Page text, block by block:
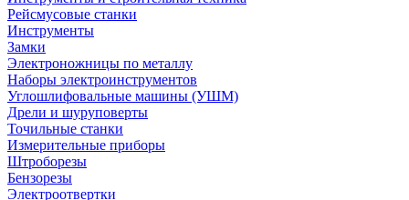
Рейсмусовые станки
Инструменты
Замки
Электроножницы по металлу
Наборы электроинструментов
Углошлифовальные машины (УШМ)
Дрели и шуруповерты
Точильные станки
Измерительные приборы
Штроборезы
Бензорезы
Электроотвертки